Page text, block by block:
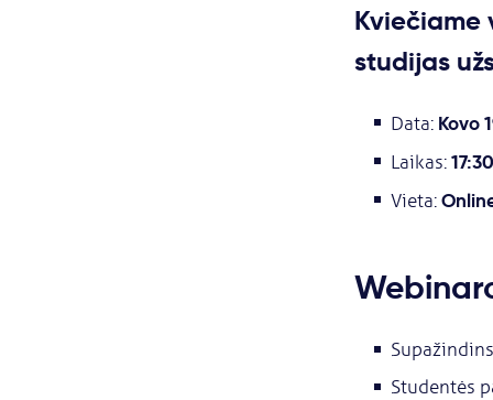
Kviečiame
studijas
Data: Kovo
Laikas:
Vieta:
Studentės